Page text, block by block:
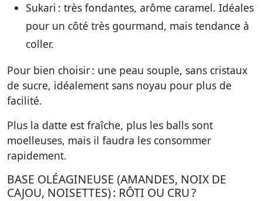
Sukari : très fondantes, arôme caramel. Idéales
pour un côté très gourmand, mais tendance à
coller.
Pour bien choisir : une peau souple, sans cristaux
de sucre, idéalement sans noyau pour plus de
facilité.
Plus la datte est fraîche, plus les balls sont
moelleuses, mais il faudra les consommer
rapidement.
BASE OLÉAGINEUSE (AMANDES, NOIX DE
CAJOU, NOISETTES) : RÔTI OU CRU ?